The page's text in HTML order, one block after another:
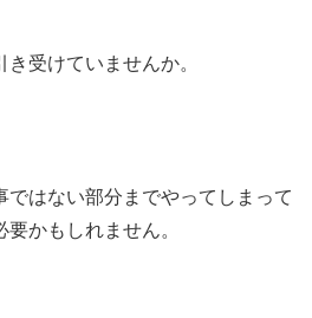
受けていませんか。
ではない部分までやってしまって
かもしれません。